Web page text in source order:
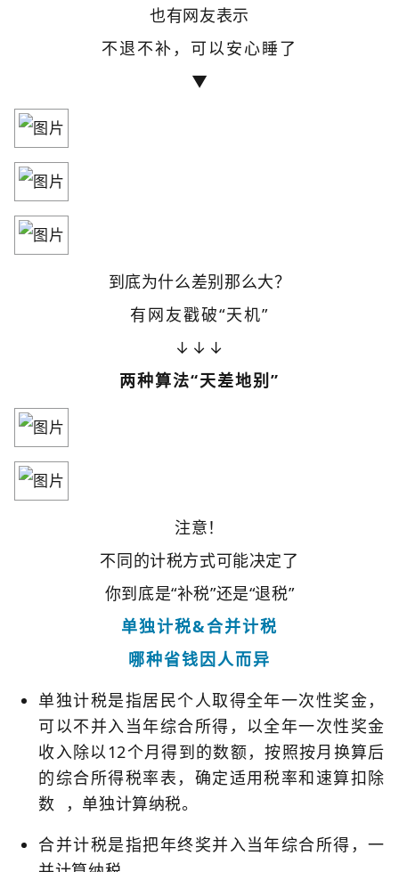
也有网友表示
不退不补，可以安心睡了
▼
到底为什么差别那么大？
有网友戳破“天机”
↓↓↓
两种算法“天差地别”
注意！
不同的计税方式可能决定了
你到底是“补税”还是“退税”
单独计税&合并计税
哪种省钱因人而异
单独计税是指居民个人取得全年一次性奖金，
可以不并入当年综合所得，以全年一次性奖金
收入除以12个月得到的数额，按照按月换算后
的综合所得税率表，确定适用税率和速算扣除
数
，单独计算纳税。
合并计税是指把年终奖并入当年综合所得，一